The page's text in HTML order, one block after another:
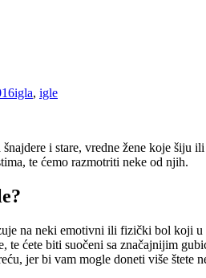
igla, igle
i stare, vredne žene koje
te ćemo razmotriti neke od njih.
na neki emotivni ili fizički bol koji
te ćete biti suočeni sa značajnijim
jer bi vam mogle doneti više štete